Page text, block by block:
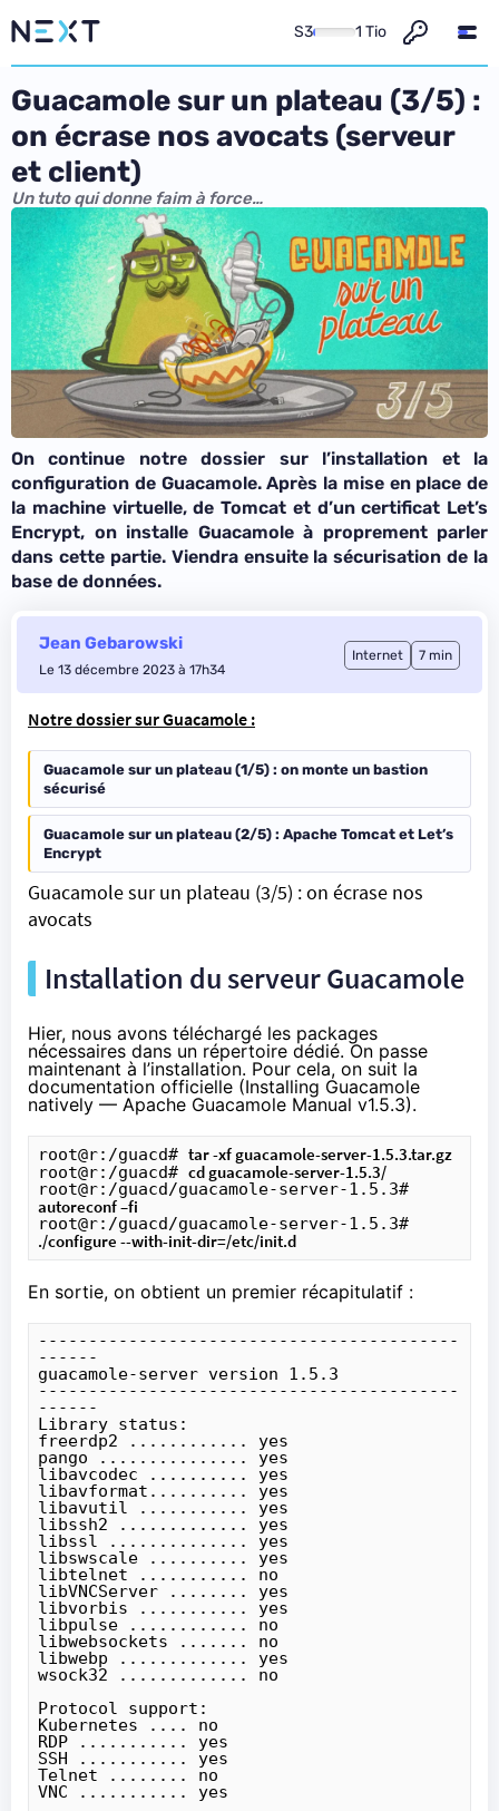
S3 1 Tio
Guacamole sur un plateau (3/5) :
on écrase nos avocats (serveur
et client)
Un tuto qui donne faim à force…
On continue notre dossier sur l’installation et la
configuration de Guacamole. Après la mise en place de
la machine virtuelle, de Tomcat et d’un certificat Let’s
Encrypt, on installe Guacamole à proprement parler
dans cette partie. Viendra ensuite la sécurisation de la
base de données.
Jean Gebarowski
Le 13 décembre 2023 à 17h34
Internet 7 min
Notre dossier sur Guacamole :
Guacamole sur un plateau (1/5) : on monte un bastion
sécurisé
Guacamole sur un plateau (2/5) : Apache Tomcat et Let’s
Encrypt
Guacamole sur un plateau (3/5) : on écrase nos
avocats
Installation du serveur Guacamole
Hier, nous avons téléchargé les packages
nécessaires dans un répertoire dédié. On passe
maintenant à l’installation. Pour cela, on suit la
documentation officielle (Installing Guacamole
natively — Apache Guacamole Manual v1.5.3).
root@r:/guacd# tar -xf guacamole-server-1.5.3.tar.gz
root@r:/guacd# cd guacamole-server-1.5.3/
autoreconf –fi
./configure --with-init-dir=/etc/init.d
En sortie, on obtient un premier récapitulatif :
------------------------------------------
------
guacamole-server version 1.5.3
------------------------------------------
------
Library status:
freerdp2 ............ yes
pango ............... yes
libavcodec .......... yes
libavformat.......... yes
libavutil ........... yes
libssh2 ............. yes
libssl .............. yes
libswscale .......... yes
libtelnet ........... no
libVNCServer ........ yes
libvorbis ........... yes
libpulse ............ no
libwebsockets ....... no
libwebp ............. yes
wsock32 ............. no
Protocol support:
Kubernetes .... no
RDP ........... yes
SSH ........... yes
Telnet ........ no
VNC ........... yes